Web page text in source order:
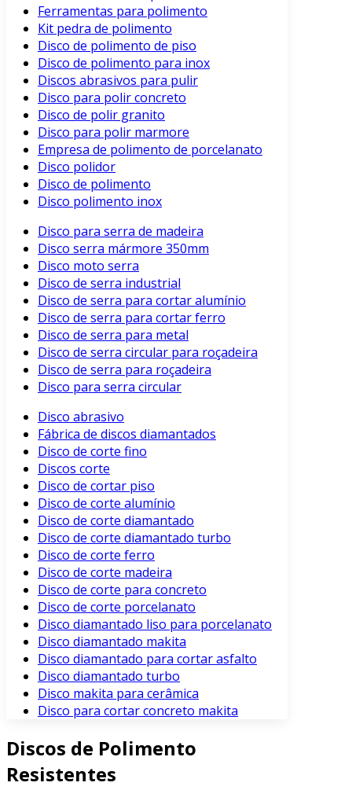
Ferramentas para polimento
Kit pedra de polimento
Disco de polimento de piso
Disco de polimento para inox
Discos abrasivos para pulir
Disco para polir concreto
Disco de polir granito
Disco para polir marmore
Empresa de polimento de porcelanato
Disco polidor
Disco de polimento
Disco polimento inox
Disco para serra de madeira
Disco serra mármore 350mm
Disco moto serra
Disco de serra industrial
Disco de serra para cortar alumínio
Disco de serra para cortar ferro
Disco de serra para metal
Disco de serra circular para roçadeira
Disco de serra para roçadeira
Disco para serra circular
Disco abrasivo
Fábrica de discos diamantados
Disco de corte fino
Discos corte
Disco de cortar piso
Disco de corte alumínio
Disco de corte diamantado
Disco de corte diamantado turbo
Disco de corte ferro
Disco de corte madeira
Disco de corte para concreto
Disco de corte porcelanato
Disco diamantado liso para porcelanato
Disco diamantado makita
Disco diamantado para cortar asfalto
Disco diamantado turbo
Disco makita para cerâmica
Disco para cortar concreto makita
Discos de Polimento
Resistentes